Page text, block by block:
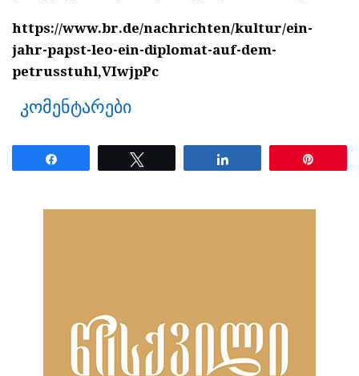
https://www.br.de/nachrichten/kultur/ein-
jahr-papst-leo-ein-diplomat-auf-dem-
petrusstuhl,VIwjpPc
კომენტარები